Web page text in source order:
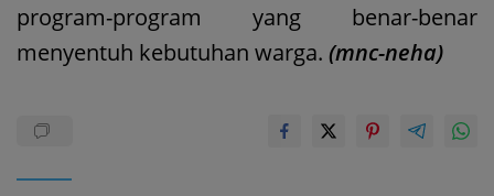
program-program yang benar-benar
menyentuh kebutuhan warga. (mnc-neha)